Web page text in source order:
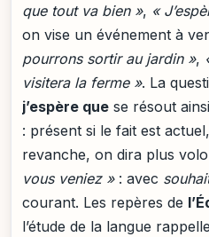
que tout va bien », «
on vise un événement à
pourrons sortir au jardin »,
visitera la ferme ». La
j’espère que se résout
: présent si le fait est
revanche, on dira plus
vous veniez »: avec
courant. Les repères de
l’étude de la langue